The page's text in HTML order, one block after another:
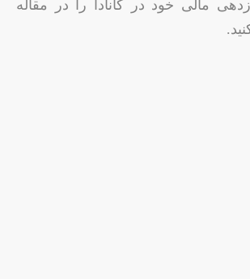
مالی خود در کانادا را در مقاله